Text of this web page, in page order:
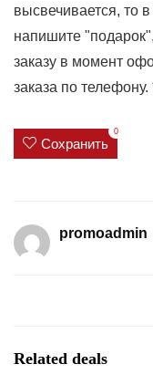
высвечивается, то
напишите
заказу в момент
заказа по
Сохранить
0
promoadmin
Related deals